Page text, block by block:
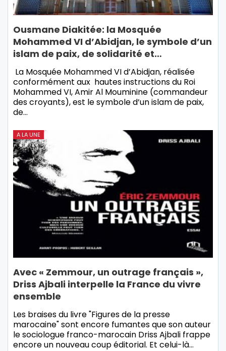
Ousmane Diakitée: la Mosquée
Mohammed VI d’Abidjan, le symbole d’un
islam de paix, de solidarité et…
La Mosquée Mohammed VI d’Abidjan, réalisée
conformément aux hautes instructions du Roi
Mohammed VI, Amir Al Mouminine (commandeur
des croyants), est le symbole d’un islam de paix,
de…
A LA UNE
Avec « Zemmour, un outrage français »,
Driss Ajbali interpelle la France du vivre
ensemble
Les braises du livre "Figures de la presse
marocaine" sont encore fumantes que son auteur
le sociologue franco-marocain Driss Ajbali frappe
encore un nouveau coup éditorial. Et celui-là…